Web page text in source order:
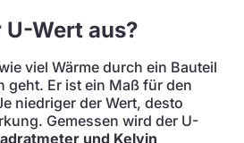
U-Wert aus?
viel Wärme durch ein Bauteil
geht. Er ist ein Maß für den
niedriger der Wert, desto
Gemessen wird der U-
und Kelvin